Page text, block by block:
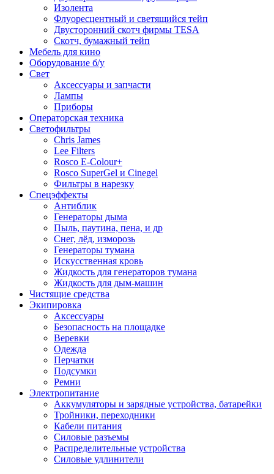
Изолента
Флуоресцентный и светящийся тейп
Двусторонний скотч фирмы TESA
Скотч, бумажный тейп
Мебель для кино
Оборудование б/у
Свет
Аксессуары и запчасти
Лампы
Приборы
Операторская техника
Светофильтры
Chris James
Lee Filters
Rosco E-Colour+
Rosco SuperGel и Cinegel
Фильтры в нарезку
Спецэффекты
Антиблик
Генераторы дыма
Пыль, паутина, пена, и др
Снег, лёд, изморозь
Генераторы тумана
Искусственная кровь
Жидкость для генераторов тумана
Жидкость для дым-машин
Чистящие средства
Экипировка
Аксессуары
Безопасность на площадке
Веревки
Одежда
Перчатки
Подсумки
Ремни
Электропитание
Аккумуляторы и зарядные устройства, батарейки
Тройники, переходники
Кабели питания
Силовые разъемы
Распределительные устройства
Силовые удлинители